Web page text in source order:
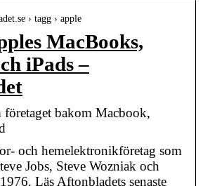
› tagg › apple
MacBooks,
iPads –
bakom Macbook,
och hemelektronikföretag som
Jobs, Steve Wozniak och
Läs Aftonbladets senaste